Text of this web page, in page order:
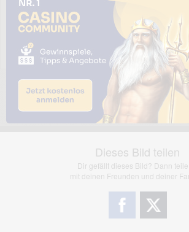
Das dargestellte Bild wurde von einem Nutzer
übernimmt keinerlei Haftung für den Inhalt des
jedoch bei Verstößen nach §2(3) unserer
Dieses Bild teilen
Dir gefällt dieses Bild? Dann
mit deinen Freunden und deiner